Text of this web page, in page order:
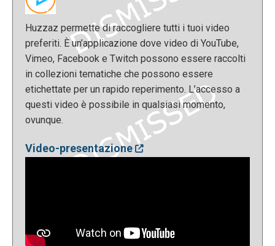
Huzzaz permette di raccogliere tutti i tuoi video
preferiti. È un’applicazione dove video di YouTube,
Vimeo, Facebook e Twitch possono essere raccolti
in collezioni tematiche che possono essere
etichettate per un rapido reperimento. L’accesso a
questi video è possibile in qualsiasi momento,
ovunque.
Video-presentazione